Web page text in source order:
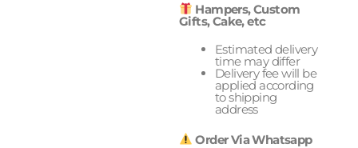
Hampers, Custom
Gifts, Cake, etc
Estimated delivery
time may differ
Delivery fee will be
applied according
to shipping
address
Order Via Whatsapp